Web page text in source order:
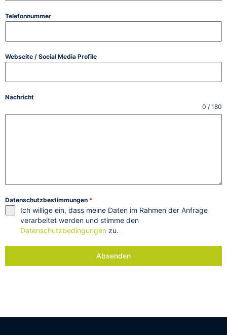
Telefonnummer
Webseite / Social Media Profile
Nachricht
0 / 180
Datenschutzbestimmungen *
Ich willige ein, dass meine Daten im Rahmen der Anfrage
verarbeitet werden und stimme den
Datenschutzbedingungen zu.
Absenden